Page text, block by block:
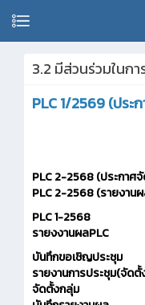
3.2 มีส่วนร่วมในก
PLC 1/2569 (ปร
PLC 2-2568 (ประกาศ
PLC 2-2568 (รายงาน
PLC 1-2568
รายงงานผลPLC
บันทึกขอเชิญประชุม
รายงานการประชุม(จัด
จัดตั้งกลุ่ม